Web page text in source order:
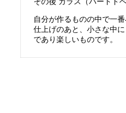
自分が作るものの中で一
仕上げのあと、小さな中
であり楽しいものです。